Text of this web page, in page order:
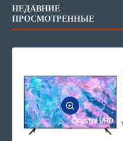
НЕДАВНИЕ
ПРОСМОТРЕННЫЕ